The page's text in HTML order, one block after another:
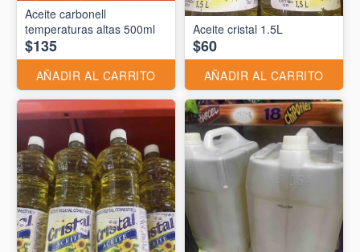
Aceite carbonell
temperaturas altas 500ml
$135
AÑADIR AL CARRITO
Aceite cristal 1.5L
$60
AÑADIR AL CARRITO